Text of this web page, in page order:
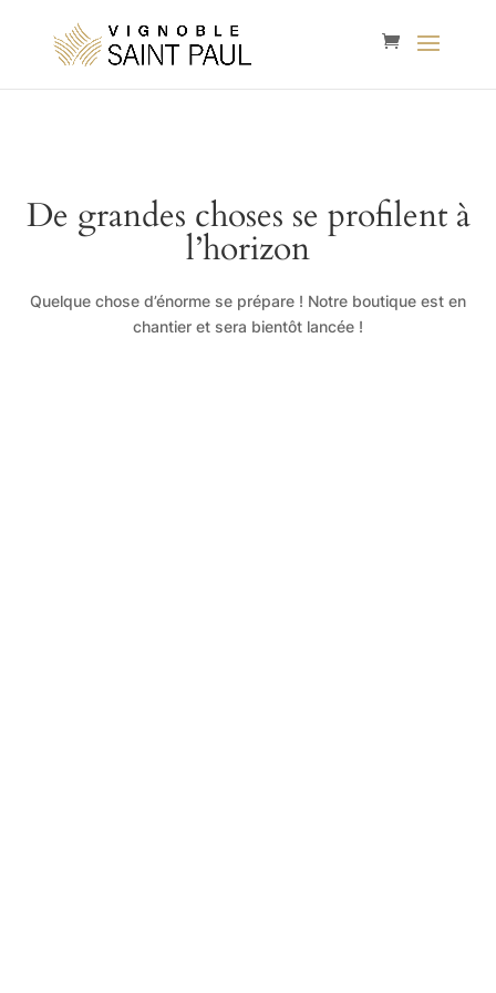
De grandes choses se profilent à
l’horizon
Quelque chose d’énorme se prépare ! Notre boutique est en
chantier et sera bientôt lancée !